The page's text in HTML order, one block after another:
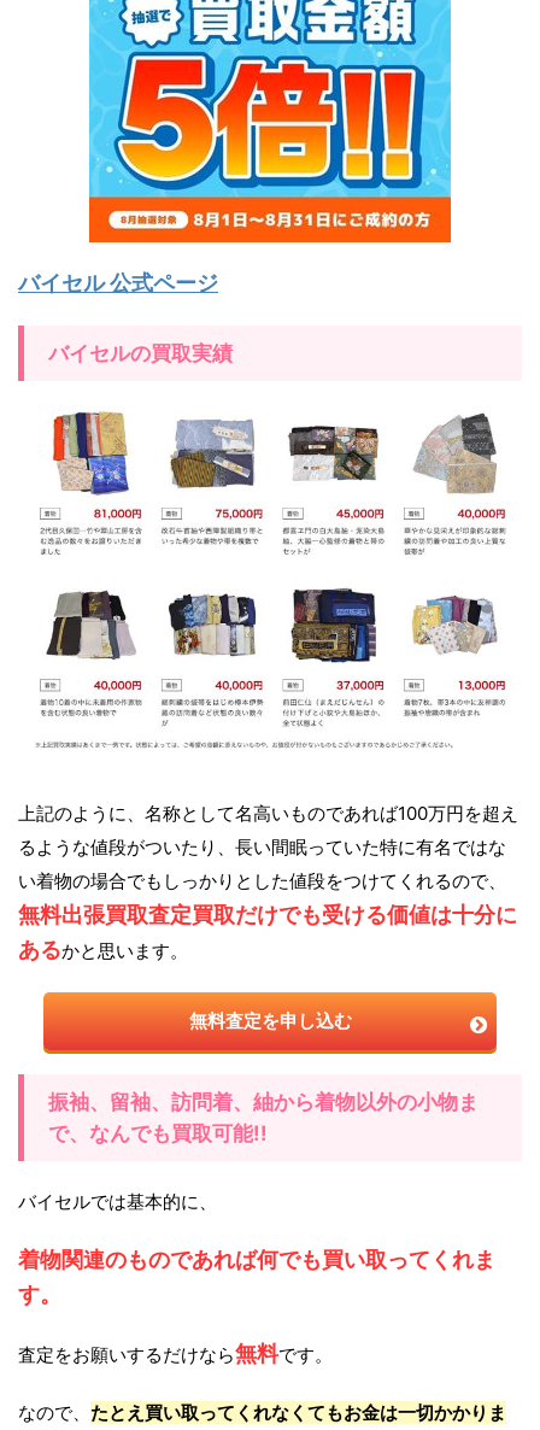
バイセル 公式ページ
バイセルの買取実績
上記のように、名称として名高いものであれば100万円を超え
るような値段がついたり、長い間眠っていた特に有名ではな
い着物の場合でもしっかりとした値段をつけてくれるので、
無料出張買取査定買取だけでも受ける価値は十分に
あるかと思います。
無料査定を申し込む
振袖、留袖、訪問着、紬から着物以外の小物ま
で、なんでも買取可能!!
バイセルでは基本的に、
着物関連のものであれば何でも買い取ってくれま
す。
査定をお願いするだけなら無料です。
なので、 たとえ買い取ってくれなくてもお金は一切かかりま